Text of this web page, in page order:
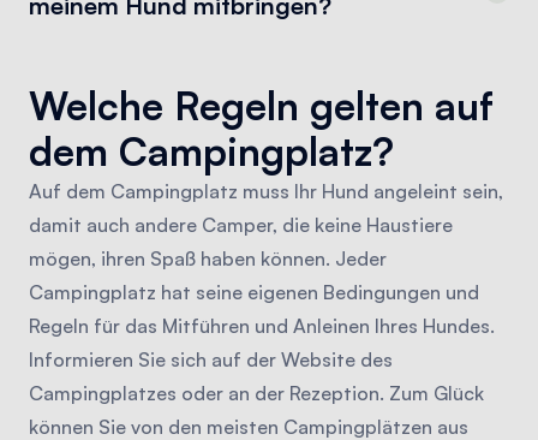
Welche Regeln gelten auf
dem Campingplatz?
Auf dem Campingplatz muss Ihr Hund angeleint sein,
damit auch andere Camper, die keine Haustiere
mögen, ihren Spaß haben können. Jeder
Campingplatz hat seine eigenen Bedingungen und
Regeln für das Mitführen und Anleinen Ihres Hundes.
Informieren Sie sich auf der Website des
Campingplatzes oder an der Rezeption. Zum Glück
können Sie von den meisten Campingplätzen aus